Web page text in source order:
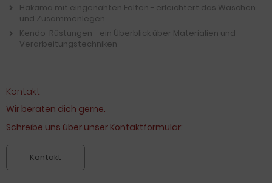
Hakama mit eingenähten Falten - erleichtert das Waschen
und Zusammenlegen
Kendo-Rüstungen - ein Überblick über Materialien und
Verarbeitungstechniken
Kontakt
Wir beraten dich gerne.
Schreibe uns über unser Kontaktformular:
Kontakt